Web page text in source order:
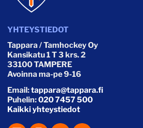
YHTEYSTIEDOT
Tappara / Tamhockey Oy
Kansikatu 1 T 3 krs. 2
33100 TAMPERE
Avoinna ma-pe 9-16
Email:tappara@tappara.fi
Puhelin:020 7457 500
Kaikki yhteystiedot